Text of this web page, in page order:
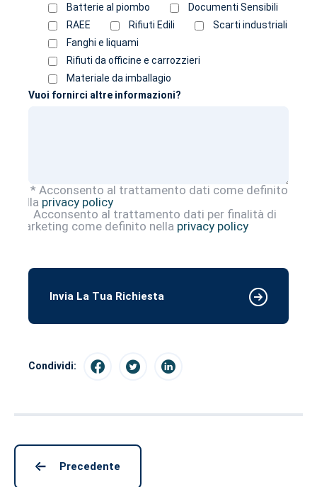
Batterie al piombo
Documenti Sensibili
RAEE
Rifiuti Edili
Scarti industriali
Fanghi e liquami
Rifiuti da officine e carrozzieri
Materiale da imballagio
Vuoi fornirci altre informazioni?
* Acconsento al trattamento dati come definito
nella privacy policy
Acconsento al trattamento dati per finalità di
marketing come definito nella privacy policy
Invia La Tua Richiesta
Condividi:
Precedente